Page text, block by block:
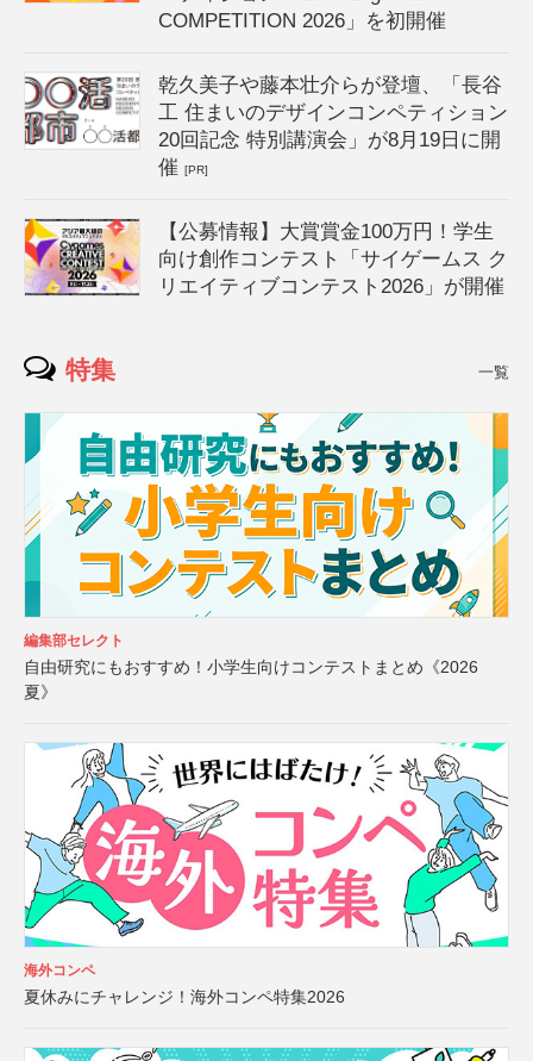
COMPETITION 2026」を初開催
乾久美子や藤本壮介らが登壇、「長谷
工 住まいのデザインコンペティション
20回記念 特別講演会」が8月19日に開
催[PR]
【公募情報】大賞賞金100万円！学生
向け創作コンテスト「サイゲームス ク
リエイティブコンテスト2026」が開催
特集 一覧
編集部セレクト
自由研究にもおすすめ！小学生向けコンテストまとめ《2026
夏》
海外コンペ
夏休みにチャレンジ！海外コンペ特集2026